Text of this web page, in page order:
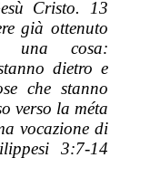
Cristo. 13
già ottenuto
una cosa:
dietro e
che stanno
verso la méta
vocazione di
3:7-14